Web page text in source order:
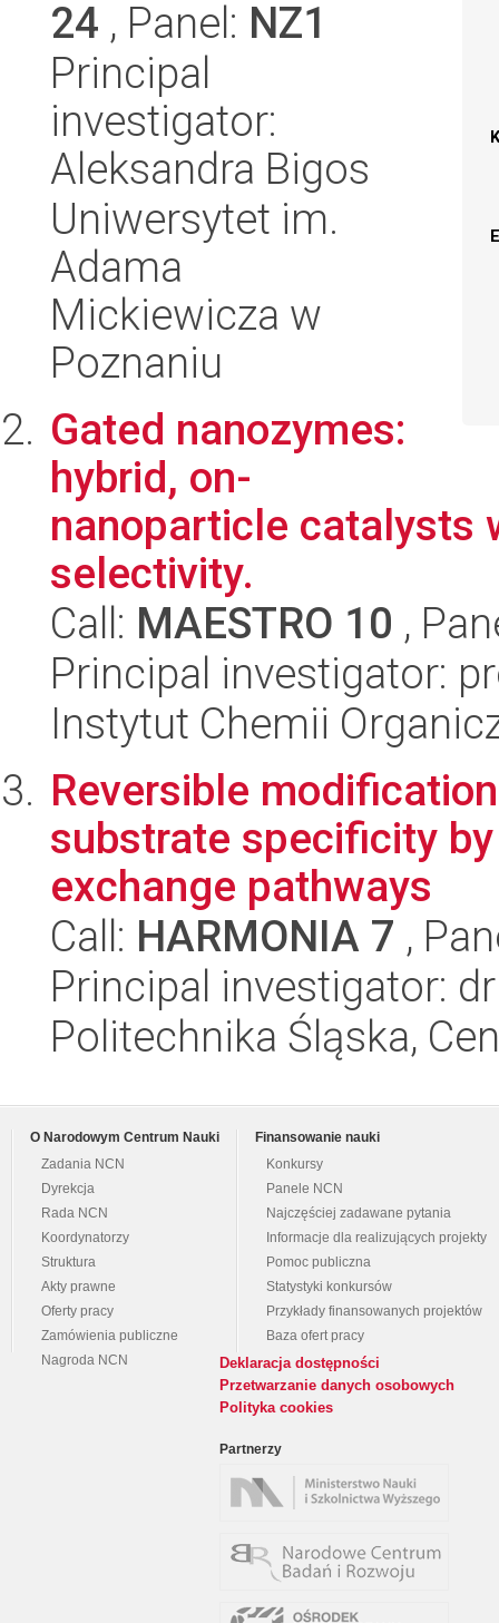
24 , Panel: NZ1
Principal
investigator:
Aleksandra Bigos
Uniwersytet im.
Adama
Mickiewicza w
Poznaniu
Gated nanozymes:
hybrid, on-
nanoparticle catalysts
selectivity.
Call: MAESTRO 10 ,
Principal investigator:
Instytut Chemii
Reversible
substrate specificity
exchange pathways
Call: HARMONIA 7 ,
Principal investigator:
Politechnika Śląska,
O Narodowym Centrum Nauki
Zadania NCN
Dyrekcja
Rada NCN
Koordynatorzy
Struktura
Akty prawne
Oferty pracy
Zamówienia publiczne
Nagroda NCN
Finansowanie nauki
Konkursy
Panele NCN
Najczęściej zadawane pytania
Informacje dla realizujących projekty
Pomoc publiczna
Statystyki konkursów
Przykłady finansowanych projektów
Baza ofert pracy
Deklaracja dostępności
Przetwarzanie danych osobowych
Polityka cookies
Partnerzy